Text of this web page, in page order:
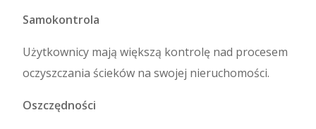
Samokontrola
Użytkownicy mają większą kontrolę nad procesem
oczyszczania ścieków na swojej nieruchomości.
Oszczędności